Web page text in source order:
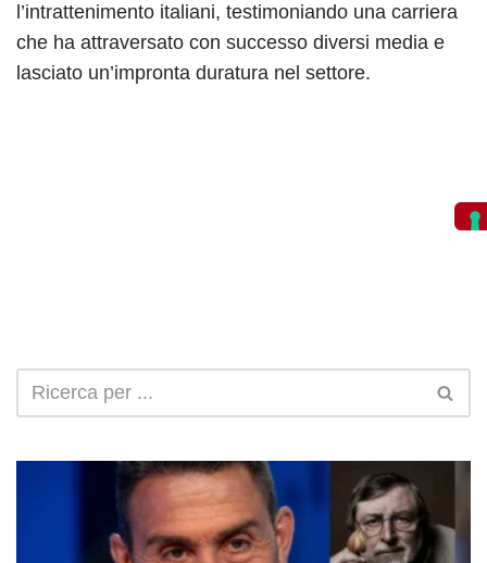
l’intrattenimento italiani, testimoniando una carriera
che ha attraversato con successo diversi media e
lasciato un’impronta duratura nel settore.